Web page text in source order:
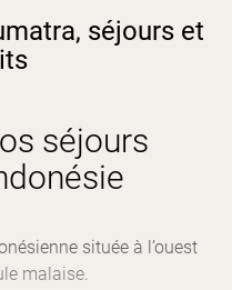
séjours et
séjours
située à l’ouest
malaise.